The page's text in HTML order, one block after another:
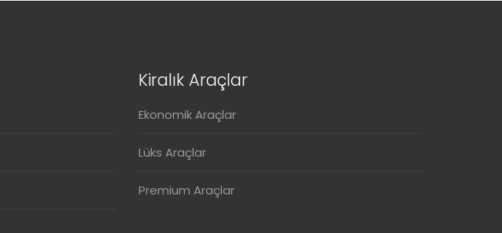
Kiralık Araçlar
Ekonomik Araçlar
Lüks Araçlar
Premium Araçlar